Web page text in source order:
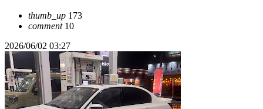
thumb_up 173
comment10
2026/06/02 03:27